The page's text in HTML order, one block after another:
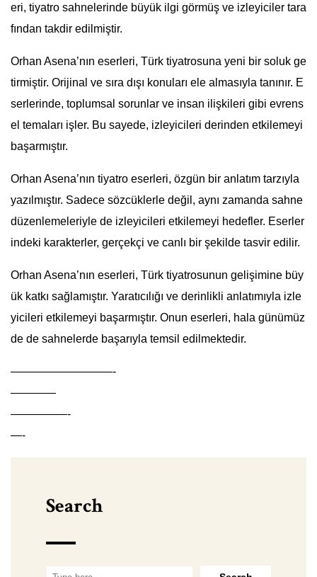
eri, tiyatro sahnelerinde büyük ilgi görmüş ve izleyiciler tara
fından takdir edilmiştir.
Orhan Asena’nın eserleri, Türk tiyatrosuna yeni bir soluk ge
tirmiştir. Orijinal ve sıra dışı konuları ele almasıyla tanınır. E
serlerinde, toplumsal sorunlar ve insan ilişkileri gibi evrens
el temaları işler. Bu sayede, izleyicileri derinden etkilemeyi
başarmıştır.
Orhan Asena’nın tiyatro eserleri, özgün bir anlatım tarzıyla
yazılmıştır. Sadece sözcüklerle değil, aynı zamanda sahne
düzenlemeleriyle de izleyicileri etkilemeyi hedefler. Eserler
indeki karakterler, gerçekçi ve canlı bir şekilde tasvir edilir.
Orhan Asena’nın eserleri, Türk tiyatrosunun gelişimine büy
ük katkı sağlamıştır. Yaratıcılığı ve derinlikli anlatımıyla izle
yicileri etkilemeyi başarmıştır. Onun eserleri, hala günümüz
de de sahnelerde başarıyla temsil edilmektedir.
—————————-
————
—————-
—-
Search